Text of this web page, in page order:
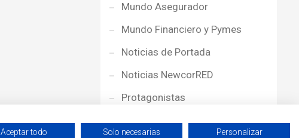
Mundo Asegurador
Mundo Financiero y Pymes
Noticias de Portada
Noticias NewcorRED
Protagonistas
Reportajes
Aceptar todo Solo necesarias Personalizar